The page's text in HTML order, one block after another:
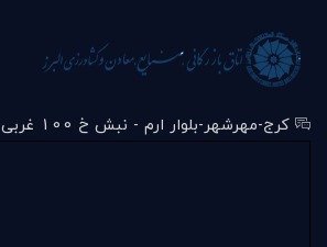
کرج-مهرشهر-بلوار ارم - نبش خ 100 غربی - ساختمان آناهیتا